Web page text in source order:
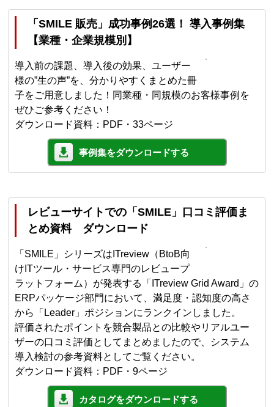
「SMILE 販売」成功事例26選！ 導入事例集
【業種・企業規模別】
導入前の課題、導入後の効果、ユーザー
様の”生の声”を、分かりやすくまとめた冊
子をご用意しました！同業種・同規模のお客様事例を
ぜひご参考ください！
ダウンロード資料：PDF・33ページ
事例集をダウンロードする
レビューサイトでの「SMILE」口コミ評価ま
とめ資料 ダウンロード
「SMILE」シリーズはITreview（BtoB向
けITツール・サービス専門のレビュープ
ラットフォーム）が発表する「ITreview Grid Award」の
ERPパッケージ部門において、満足度・認知度の高さ
から「Leader」ポジションにランクインしました。
評価されたポイントを競合製品との比較やリアルユー
ザーの口コミ評価としてまとめましたので、システム
導入検討の参考資料としてご覧ください。
ダウンロード資料：PDF・9ページ
カタログをダウンロードする